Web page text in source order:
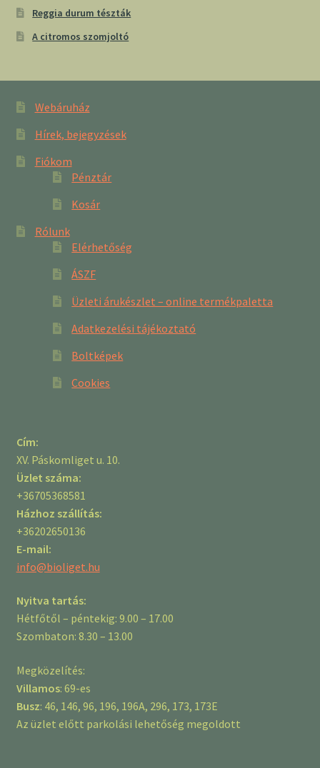
Reggia durum tészták
A citromos szomjoltó
Webáruház
Hírek, bejegyzések
Fiókom
Pénztár
Kosár
Rólunk
Elérhetőség
ÁSZF
Üzleti árukészlet – online termékpaletta
Adatkezelési tájékoztató
Boltképek
Cookies
Cím:
XV. Páskomliget u. 10.
Üzlet száma:
+36705368581
Házhoz szállítás:
+36202650136
E-mail:
info@bioliget.hu
Nyitva tartás:
Hétfőtől – péntekig: 9.00 – 17.00
Szombaton: 8.30 – 13.00
Megközelítés:
Villamos: 69-es
Busz: 46, 146, 96, 196, 196A, 296, 173, 173E
Az üzlet előtt parkolási lehetőség megoldott